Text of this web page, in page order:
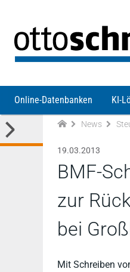
Online-Datenbanken KI-
News
19.03.2013
BMF-
zur
bei
Mit Schreiben